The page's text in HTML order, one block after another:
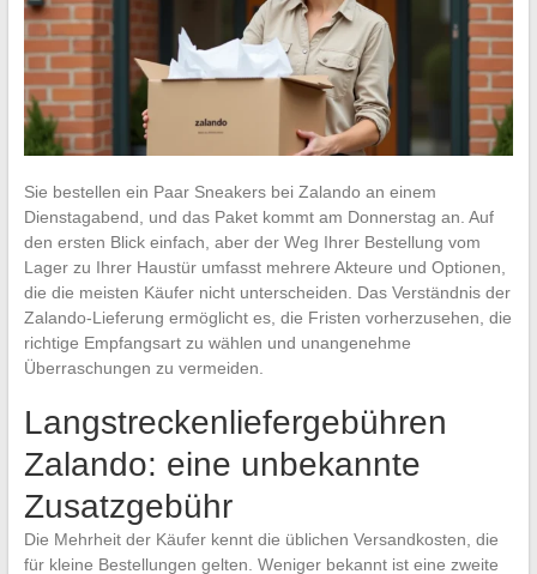
Sie bestellen ein Paar Sneakers bei Zalando an einem
Dienstagabend, und das Paket kommt am Donnerstag an. Auf
den ersten Blick einfach, aber der Weg Ihrer Bestellung vom
Lager zu Ihrer Haustür umfasst mehrere Akteure und Optionen,
die die meisten Käufer nicht unterscheiden. Das Verständnis der
Zalando-Lieferung ermöglicht es, die Fristen vorherzusehen, die
richtige Empfangsart zu wählen und unangenehme
Überraschungen zu vermeiden.
Langstreckenliefergebühren
Zalando: eine unbekannte
Zusatzgebühr
Die Mehrheit der Käufer kennt die üblichen Versandkosten, die
für kleine Bestellungen gelten. Weniger bekannt ist eine zweite